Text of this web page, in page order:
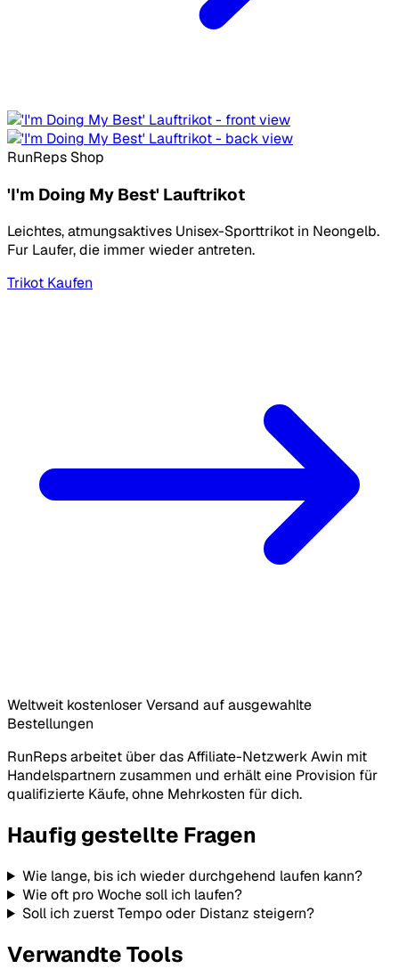
RunReps Shop
'I'm Doing My Best' Lauftrikot
Leichtes, atmungsaktives Unisex-Sporttrikot in Neongelb.
Fur Laufer, die immer wieder antreten.
Trikot Kaufen
Weltweit kostenloser Versand auf ausgewahlte
Bestellungen
RunReps arbeitet über das Affiliate-Netzwerk Awin mit
Handelspartnern zusammen und erhält eine Provision für
qualifizierte Käufe, ohne Mehrkosten für dich.
Haufig gestellte Fragen
Wie lange, bis ich wieder durchgehend laufen kann?
Wie oft pro Woche soll ich laufen?
Soll ich zuerst Tempo oder Distanz steigern?
Verwandte Tools